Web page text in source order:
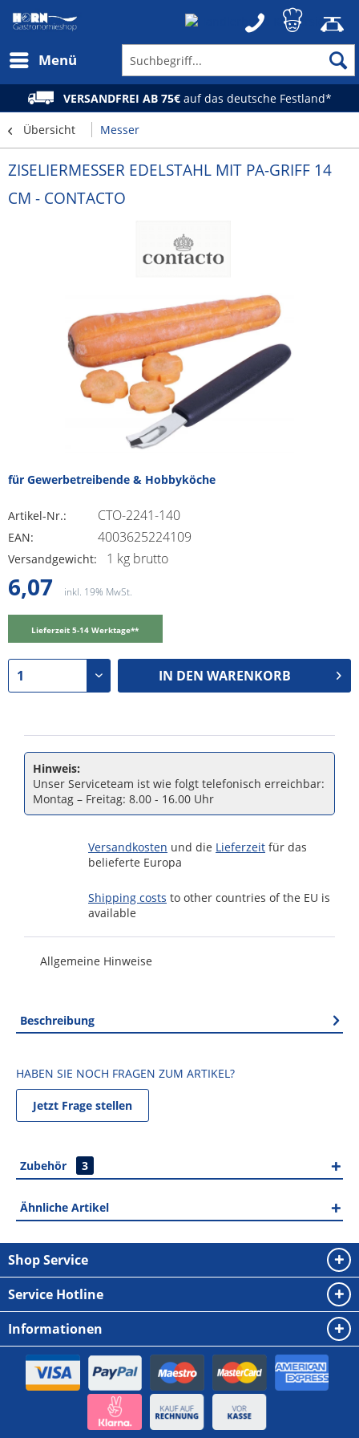
Menü
VERSANDFREI AB 75€ auf das deutsche Festland*
Übersicht Messer
ZISELIERMESSER EDELSTAHL MIT PA-GRIFF 14
CM - CONTACTO
für Gewerbetreibende & Hobbyköche
Artikel-Nr.: CTO-2241-140
EAN: 4003625224109
Versandgewicht: 1 kg brutto
6,07 inkl. 19% MwSt.
Lieferzeit 5-14 Werktage**
IN DEN WARENKORB
Hinweis:
Unser Serviceteam ist wie folgt telefonisch erreichbar:
Montag – Freitag: 8.00 - 16.00 Uhr
Versandkosten und die Lieferzeit für das
belieferte Europa
Shipping costs to other countries of the EU is
available
Allgemeine Hinweise
Beschreibung
HABEN SIE NOCH FRAGEN ZUM ARTIKEL?
Jetzt Frage stellen
Zubehör 3
Ähnliche Artikel
Shop Service
Service Hotline
Informationen